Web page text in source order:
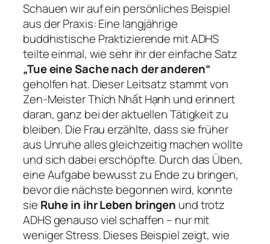
Schauen wir auf ein persönliches Beispiel
aus der Praxis: Eine langjährige
buddhistische Praktizierende mit ADHS
teilte einmal, wie sehr ihr der einfache Satz
„Tue eine Sache nach der anderen“
geholfen hat. Dieser Leitsatz stammt von
Zen-Meister Thích Nhất Hạnh und erinnert
daran, ganz bei der aktuellen Tätigkeit zu
bleiben. Die Frau erzählte, dass sie früher
aus Unruhe alles gleichzeitig machen wollte
und sich dabei erschöpfte. Durch das Üben,
eine Aufgabe bewusst zu Ende zu bringen,
bevor die nächste begonnen wird, konnte
sie Ruhe in ihr Leben bringen und trotz
ADHS genauso viel schaffen – nur mit
weniger Stress. Dieses Beispiel zeigt, wie